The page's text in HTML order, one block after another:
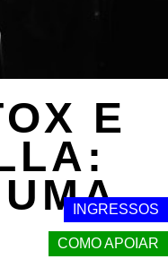
INGRESSOS
COMO APOIAR
E